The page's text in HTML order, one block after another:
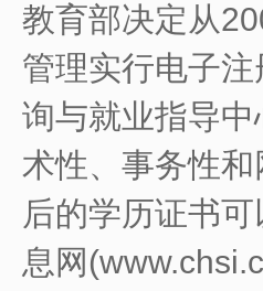
教育部决定从
管理实行电子
询与就业指导
术性、事务性
后的学历证书
息网